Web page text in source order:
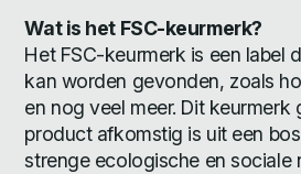
Wat is het FSC-keurmerk?
Het FSC-keurmerk is een label
kan worden gevonden, zoals
en nog veel meer. Dit keurmerk
product afkomstig is uit een
strenge ecologische en sociale